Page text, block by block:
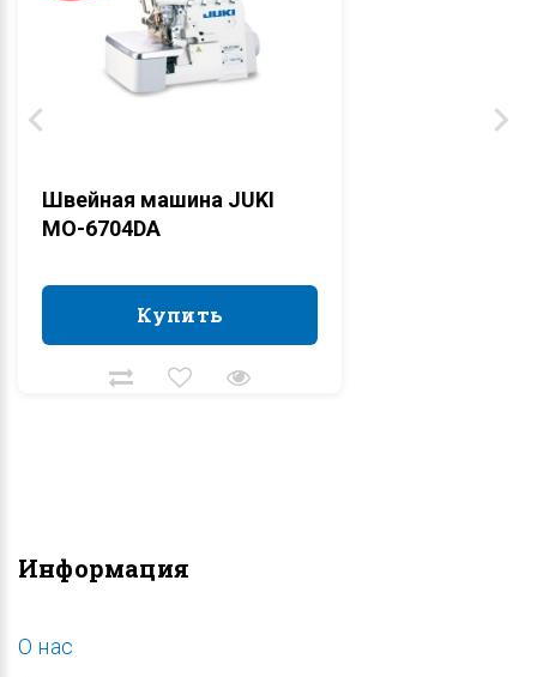
Швейная машина JUKI
MO-6704DA
Купить
Купить
Информация
O нас